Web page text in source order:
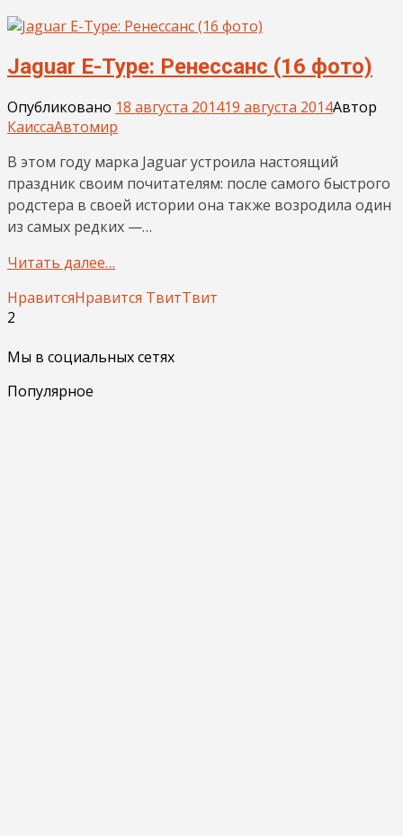
Jaguar E-Type: Ренессанс (16 фото)
Опубликовано 18 августа 201419 августа 2014Автор
КаиссаАвтомир
В этом году марка Jaguar устроила настоящий
праздник своим почитателям: после самого быстрого
родстера в своей истории она также возродила один
из самых редких —…
Читать далее…
НравитсяНравится ТвитТвит
2
Мы в социальных сетях
Популярное